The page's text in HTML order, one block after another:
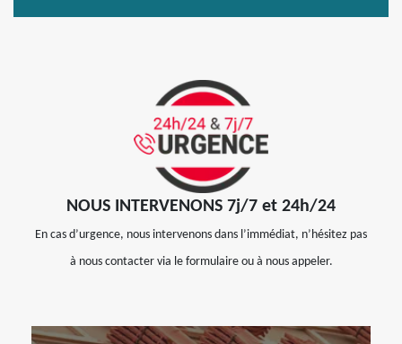
NOUS INTERVENONS 7j/7 et 24h/24
En cas d’urgence, nous intervenons dans l’immédiat, n’hésitez pas
à nous contacter via le formulaire ou à nous appeler.